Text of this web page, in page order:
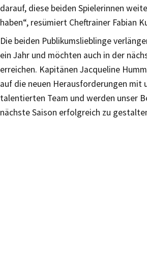
darauf, diese beiden Spielerinnen
haben“, resümiert Cheftrainer Fabian
Die beiden Publikumslieblinge
ein Jahr und möchten auch in der
erreichen. Kapitänen Jacqueline
auf die neuen Herausforderungen mit
talentierten Team und werden unser
nächste Saison erfolgreich zu